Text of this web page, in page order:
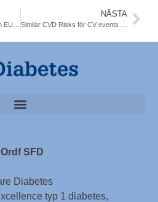
NÄSTA
SFD
Diabetes
typ 1 diabetes,